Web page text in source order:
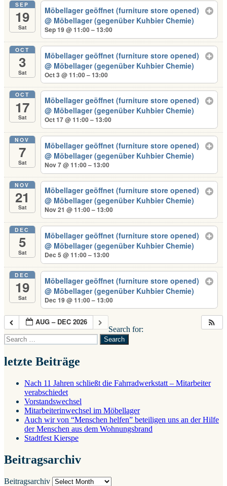
SEP
19
Sat
Möbellager geöffnet (furniture store opened)
@ Möbellager (gegenüber Kuhbier Chemie)
Sep 19 @ 11:00 – 13:00
OCT
3
Sat
Möbellager geöffnet (furniture store opened)
@ Möbellager (gegenüber Kuhbier Chemie)
Oct 3 @ 11:00 – 13:00
OCT
17
Sat
Möbellager geöffnet (furniture store opened)
@ Möbellager (gegenüber Kuhbier Chemie)
Oct 17 @ 11:00 – 13:00
NOV
7
Sat
Möbellager geöffnet (furniture store opened)
@ Möbellager (gegenüber Kuhbier Chemie)
Nov 7 @ 11:00 – 13:00
NOV
21
Sat
Möbellager geöffnet (furniture store opened)
@ Möbellager (gegenüber Kuhbier Chemie)
Nov 21 @ 11:00 – 13:00
DEC
5
Sat
Möbellager geöffnet (furniture store opened)
@ Möbellager (gegenüber Kuhbier Chemie)
Dec 5 @ 11:00 – 13:00
DEC
19
Sat
Möbellager geöffnet (furniture store opened)
@ Möbellager (gegenüber Kuhbier Chemie)
Dec 19 @ 11:00 – 13:00
AUG – DEC 2026
Search for:
Search
letzte Beiträge
Nach 11 Jahren schließt die Fahrradwerkstatt – Mitarbeiter
verabschiedet
Vorstandswechsel
Mitarbeiterinwechsel im Möbellager
Auch wir von “Menschen helfen” beteiligen uns an der Hilfe
der Menschen aus dem Wohnungsbrand
Stadtfest Kierspe
Beitragsarchiv
Beitragsarchiv